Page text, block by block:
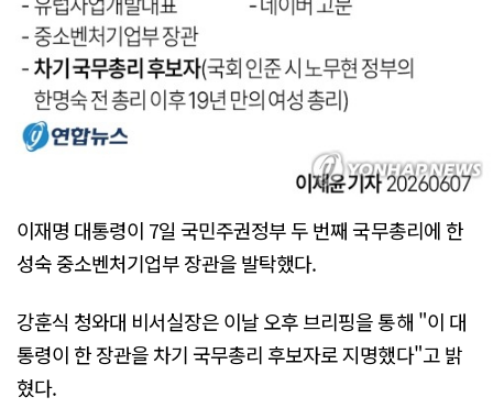
이재명 대통령이 7일 국민주권정부 두 번째 국무총리에 한
성숙 중소벤처기업부 장관을 발탁했다.
강훈식 청와대 비서실장은 이날 오후 브리핑을 통해 "이 대
통령이 한 장관을 차기 국무총리 후보자로 지명했다"고 밝
혔다.